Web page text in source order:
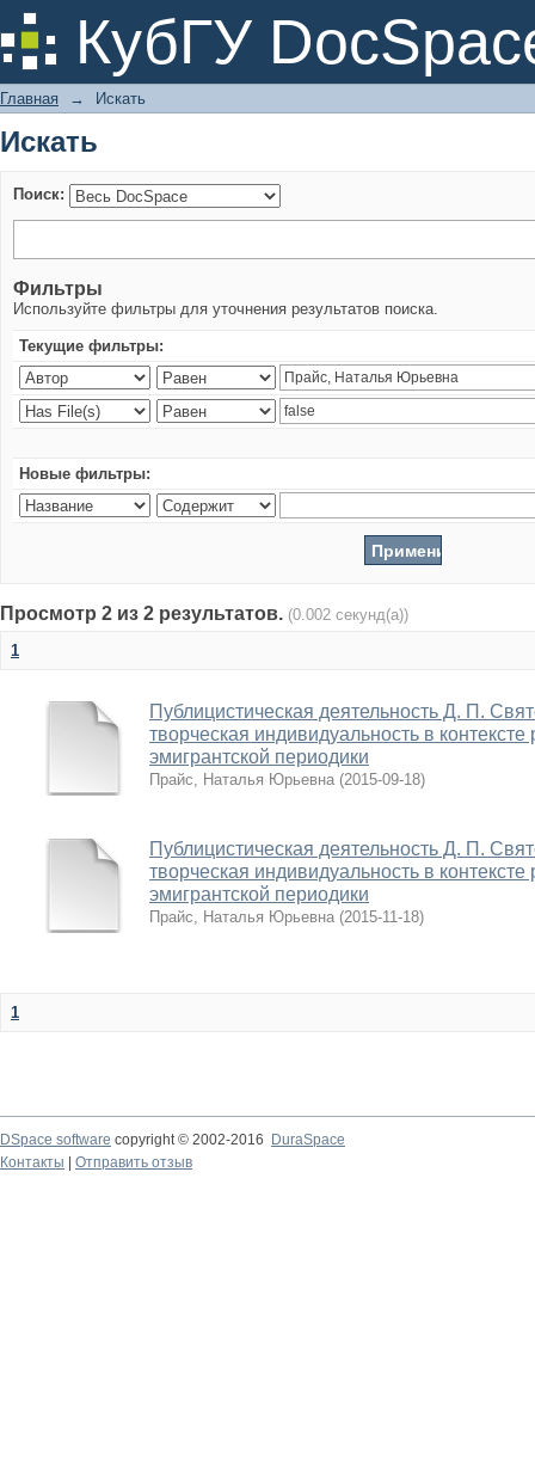
КубГУ
Искать
Главная → Искать
Искать
Поиск:
Фильтры
Используйте фильтры для уточнения результатов поиска.
Текущие фильтры:
Новые фильтры:
Просмотр 2 из 2 результатов. (0.002 секунд(а))
1
Публицистическая деятельность Д. П.
творческая индивидуальность в контексте
эмигрантской периодики
Прайс, Наталья Юрьевна (2015-09-18)
Публицистическая деятельность Д. П.
творческая индивидуальность в контексте
эмигрантской периодики
Прайс, Наталья Юрьевна (2015-11-18)
1
DSpace software copyright © 2002-2016
DuraSpace
Контакты
Отправить отзыв